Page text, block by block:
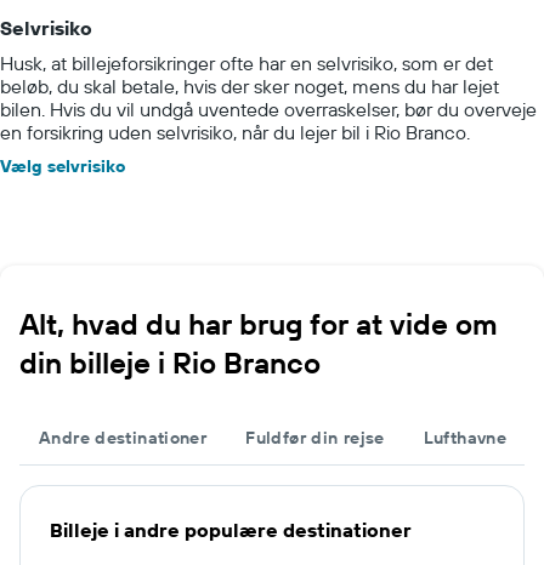
Selvrisiko
Husk, at billejeforsikringer ofte har en selvrisiko, som er det
beløb, du skal betale, hvis der sker noget, mens du har lejet
bilen. Hvis du vil undgå uventede overraskelser, bør du overveje
en forsikring uden selvrisiko, når du lejer bil i Rio Branco.
Vælg selvrisiko
Alt, hvad du har brug for at vide om
din billeje i Rio Branco
Andre destinationer Fuldfør din rejse Lufthavne
Billeje i andre populære destinationer